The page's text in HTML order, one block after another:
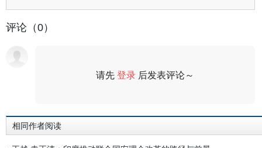
评论（0）
请先登录 后发表评论～
相同作者阅读